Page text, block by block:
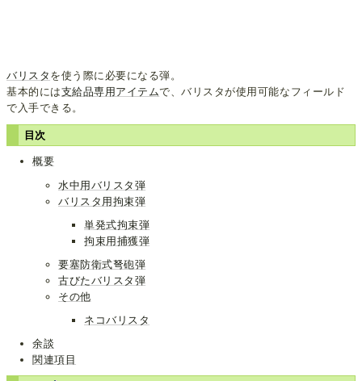
バリスタ を使う際に必要になる弾。
基本的には支給品専用アイテムで、バリスタが使用可能なフィールド
で入手できる。
目次
概要
水中用バリスタ弾
バリスタ用拘束弾
単発式拘束弾
拘束用捕獲弾
要塞防衛式弩砲弾
古びたバリスタ弾
その他
ネコバリスタ
余談
関連項目